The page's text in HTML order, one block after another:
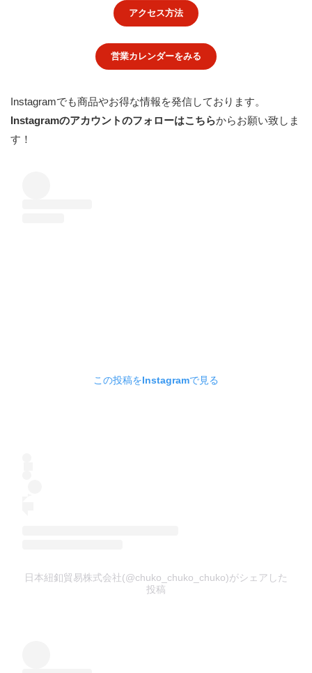
アクセス方法
営業カレンダーをみる
Instagramでも商品やお得な情報を発信しております。
Instagramのアカウントのフォローはこちらからお願い致しま
す！
この投稿をInstagramで見る
日本紐釦貿易株式会社(@chuko_chuko_chuko)がシェアした
投稿